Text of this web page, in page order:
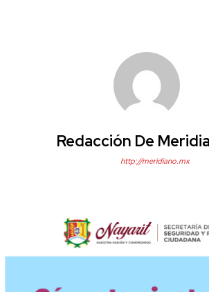
Redacción De
http://meridiano.mx